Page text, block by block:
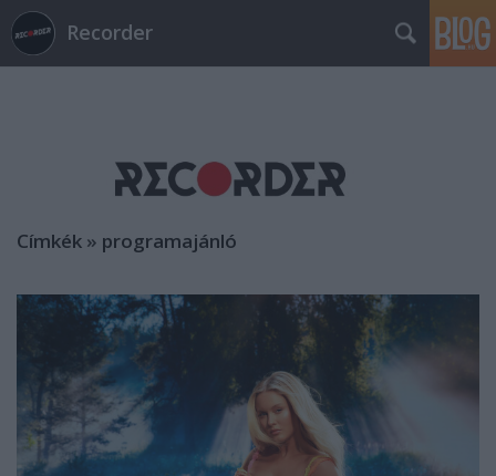
Recorder
Címkék » programajánló